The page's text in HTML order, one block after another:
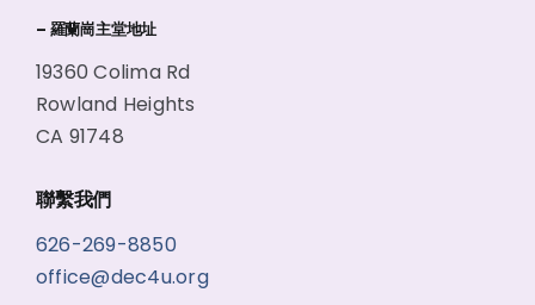
– 羅蘭崗主堂地址
19360 Colima Rd
Rowland Heights
CA 91748
聯繫我們
626-269-8850
office@dec4u.org